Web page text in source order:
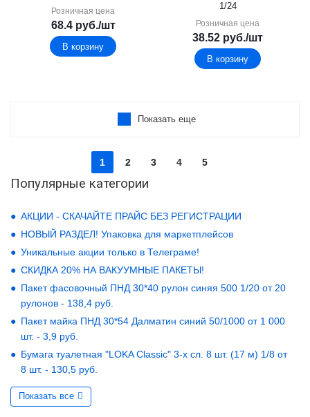
Розничная цена
68.4руб./шт
В корзину
1/24
Розничная цена
38.52 руб./шт
В корзину
Показать еще
1 2 3 4 5
Популярные категории
АКЦИИ - СКАЧАЙТЕ ПРАЙС БЕЗ РЕГИСТРАЦИИ
НОВЫЙ РАЗДЕЛ! Упаковка для маркетплейсов
Уникальные акции только в Телеграме!
СКИДКА 20% НА ВАКУУМНЫЕ ПАКЕТЫ!
Пакет фасовочный ПНД 30*40 рулон синяя 500 1/20 от 20
рулонов - 138,4 руб.
Пакет майка ПНД 30*54 Далматин синий 50/1000 от 1 000
шт. - 3,9 руб.
Бумага туалетная "LOKA Classic" 3-х сл. 8 шт. (17 м) 1/8 от
8 шт. - 130,5 руб.
Показать все